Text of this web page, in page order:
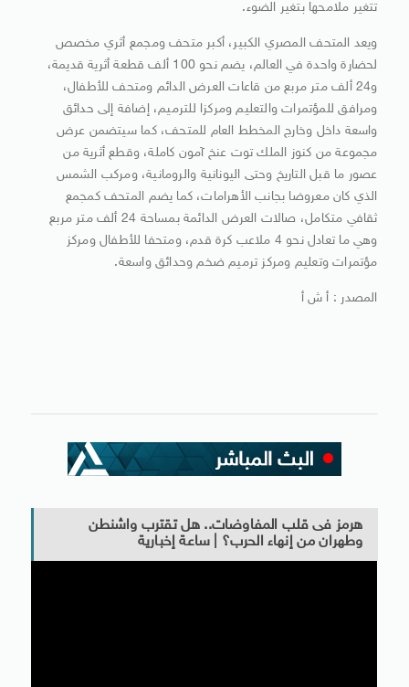
تتغير ملامحها بتغير الضوء.
ويعد المتحف المصري الكبير، أكبر متحف ومجمع أثري مخصص
لحضارة واحدة في العالم، يضم نحو 100 ألف قطعة أثرية قديمة،
و24 ألف متر مربع من قاعات العرض الدائم ومتحف للأطفال،
ومرافق للمؤتمرات والتعليم ومركزا للترميم، إضافة إلى حدائق
واسعة داخل وخارج المخطط العام للمتحف، كما سيتضمن عرض
مجموعة من كنوز الملك توت عنخ آمون كاملة، وقطع أثرية من
عصور ما قبل التاريخ وحتى اليونانية والرومانية، ومركب الشمس
الذي كان معروضا بجانب الأهرامات، كما يضم المتحف كمجمع
ثقافي متكامل، صالات العرض الدائمة بمساحة 24 ألف متر مربع
وهي ما تعادل نحو 4 ملاعب كرة قدم، ومتحفا للأطفال ومركز
مؤتمرات وتعليم ومركز ترميم ضخم وحدائق واسعة.
المصدر : أ ش أ
هرمز فى قلب المفاوضات.. هل تقترب واشنطن
وطهران من إنهاء الحرب؟ | ساعة إخبارية